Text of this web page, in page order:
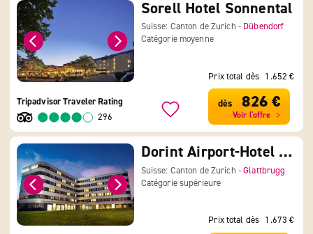
Sorell Hotel Sonnental
Suisse: Canton de Zurich - Dübendorf
Catégorie moyenne
Tripadvisor Traveler Rating
296
Prix total dès 1.652 €
dès 826 €
Voir l'offre
Dorint Airport-Hotel Zürich
Suisse: Canton de Zurich -Glattbrugg
Catégorie supérieure
Prix total dès 1.673 €